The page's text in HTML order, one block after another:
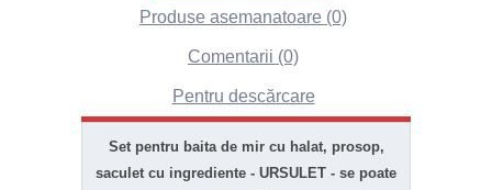
Produse asemanatoare (0)
Comentarii (0)
Pentru descărcare
Set pentru baita de mir cu halat, prosop,
saculet cu ingrediente - URSULET - se poate